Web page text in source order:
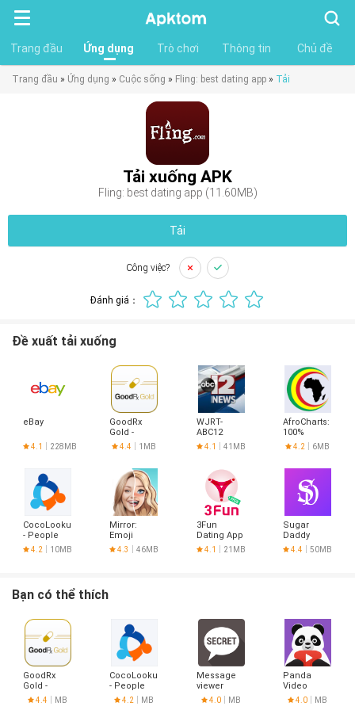
Tìm
kiếm
Trang đầu
Ứng dụng Trò chơi Thông tin Chủ đề
Trang đầu » Ứng dụng » Cuộc sống » Fling: best dating app » Tải
Tải xuống APK
Fling: best dating app (11.60MB)
Tải
Công việc?
Đánh giá：
Đề xuất tải xuống
eBay
4.1 228MB
GoodRx
Gold -
Pharmacy
Discount
4.4 1MB
WJRT-
ABC12
4.1 41MB
AfroCharts:
100%
African
Music
4.2 6MB
CocoLookup
- People
Finder
4.2 10MB
Mirror:
Emoji
meme
maker
4.3 46MB
3Fun
Dating App
- Meet
Curious
4.1 21MB
Sugar
Daddy
Dating App
- Sudy
4.4 50MB
Bạn có thể thích
GoodRx
Gold -
Pharmacy
Discount
4.4 MB
CocoLookup
- People
Finder
4.2 MB
Message
viewer
4.0 MB
Panda
Video
Compressor
Mod
4.0 MB